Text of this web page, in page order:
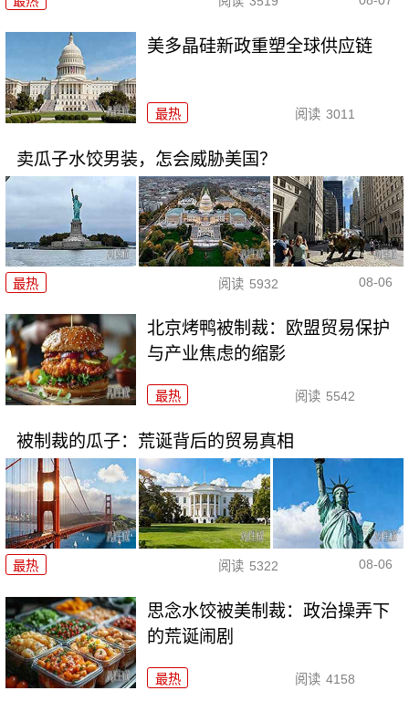
美多晶硅新政重塑全球供应链
最热 阅读 3011
卖瓜子水饺男装，怎会威胁美国？
最热 阅读 5932 08-06
北京烤鸭被制裁：欧盟贸易保护
与产业焦虑的缩影
最热 阅读 5542
被制裁的瓜子：荒诞背后的贸易真相
最热 阅读 5322 08-06
思念水饺被美制裁：政治操弄下
的荒诞闹剧
最热 阅读 4158